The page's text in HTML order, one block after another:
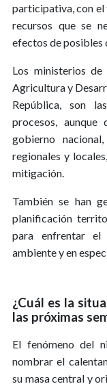
participativa, con
recursos que se
efectos de posibles
Los ministerios
Agricultura y
República, son
procesos,
gobierno
regionales y
mitigación.
También se han
planificación
para enfrentar
ambiente y en
¿Cuál es la
las próximas
El fenómeno del
nombrar el
su masa central y